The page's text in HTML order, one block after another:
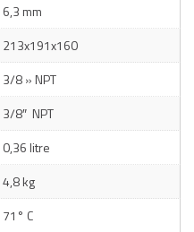
6,3 mm
213x191x160
3/8 » NPT
3/8″ NPT
0,36 litre
4,8 kg
71° C